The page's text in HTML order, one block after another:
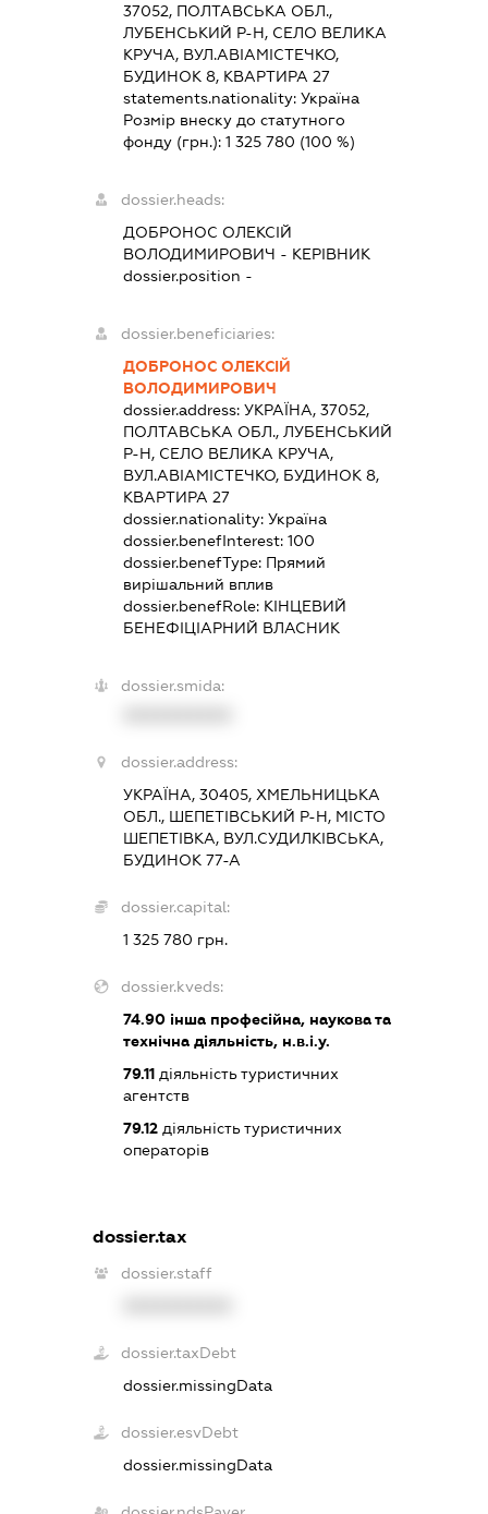
37052, ПОЛТАВСЬКА ОБЛ.,
ЛУБЕНСЬКИЙ Р-Н, СЕЛО ВЕЛИКА
КРУЧА, ВУЛ.АВІАМІСТЕЧКО,
БУДИНОК 8, КВАРТИРА 27
statements.nationality: Україна
Розмір внеску до статутного
фонду (грн.): 1 325 780 (100 %)
dossier.heads:
ДОБРОНОС ОЛЕКСІЙ
ВОЛОДИМИРОВИЧ - КЕРІВНИК
dossier.position -
dossier.beneficiaries:
ДОБРОНОС ОЛЕКСІЙ
ВОЛОДИМИРОВИЧ
dossier.address: УКРАЇНА, 37052,
ПОЛТАВСЬКА ОБЛ., ЛУБЕНСЬКИЙ
Р-Н, СЕЛО ВЕЛИКА КРУЧА,
ВУЛ.АВІАМІСТЕЧКО, БУДИНОК 8,
КВАРТИРА 27
dossier.nationality: Україна
dossier.benefInterest: 100
dossier.benefType: Прямий
вирішальний вплив
dossier.benefRole: КІНЦЕВИЙ
БЕНЕФІЦІАРНИЙ ВЛАСНИК
dossier.smida:
dossier.address:
УКРАЇНА, 30405, ХМЕЛЬНИЦЬКА
ОБЛ., ШЕПЕТІВСЬКИЙ Р-Н, МІСТО
ШЕПЕТІВКА, ВУЛ.СУДИЛКІВСЬКА,
БУДИНОК 77-А
dossier.capital:
1 325 780 грн.
dossier.kveds:
74.90інша професійна, наукова та
технічна діяльність, н.в.і.у.
79.11діяльність туристичних
агентств
79.12діяльність туристичних
операторів
dossier.tax
dossier.staff
dossier.taxDebt
dossier.missingData
dossier.esvDebt
dossier.missingData